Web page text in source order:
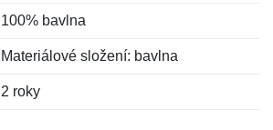
100% bavlna
Materiálové složení: bavlna
2 roky